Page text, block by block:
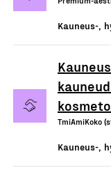
Kauneus-,
TmiAmiKoko
Kauneus-,